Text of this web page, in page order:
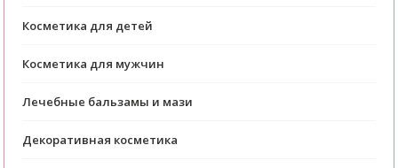
Косметика для детей
Косметика для мужчин
Лечебные бальзамы и мази
Декоративная косметика